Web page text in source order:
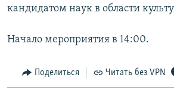
кандидатом наук в области
Начало мероприятия в 14:00.
Поделиться Читать без VPN